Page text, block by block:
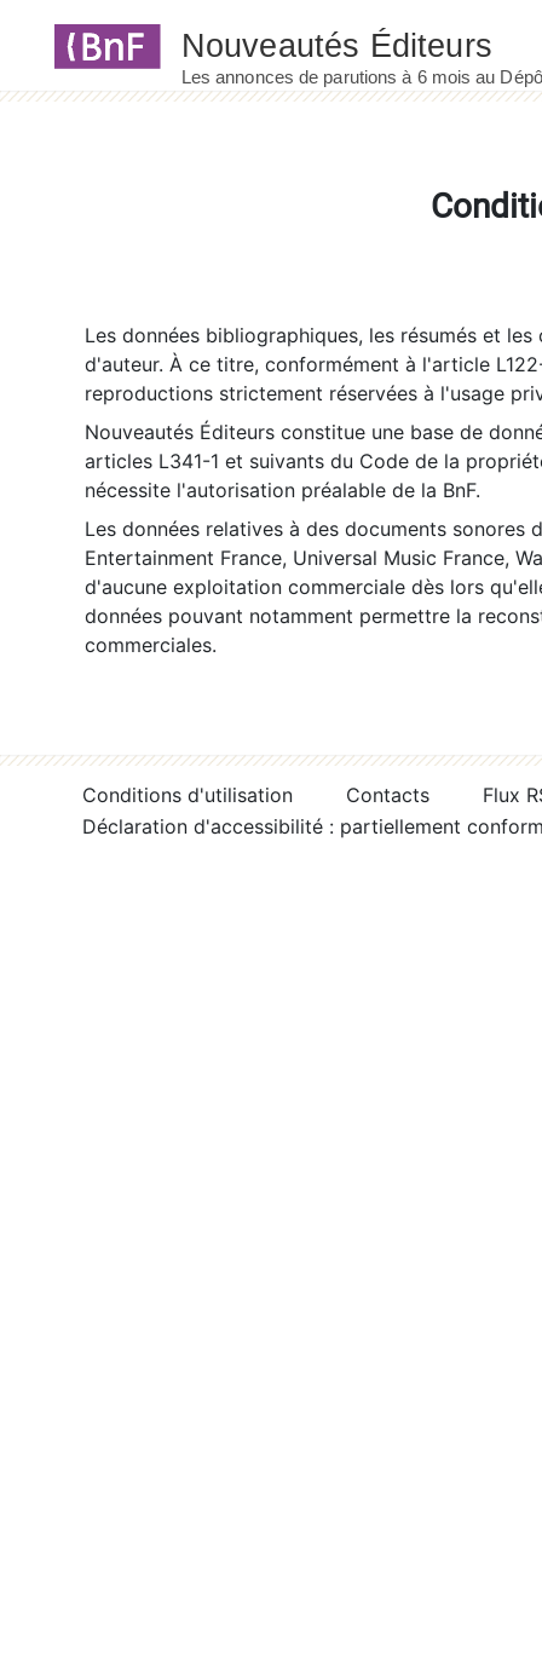
Les données bibliographiques, les résumés et
d'auteur. À ce titre, conformément à l'article
reproductions strictement réservées à l'usage
Nouveautés Éditeurs constitue une base de
articles L341-1 et suivants du Code de la
nécessite l'autorisation préalable de la BnF.
Les données relatives à des documents sonores
Entertainment France, Universal Music France,
d'aucune exploitation commerciale dès lors
données pouvant notamment permettre la
commerciales.
Conditions d'utilisation Contacts
Flux
Déclaration d'accessibilité : partiellement